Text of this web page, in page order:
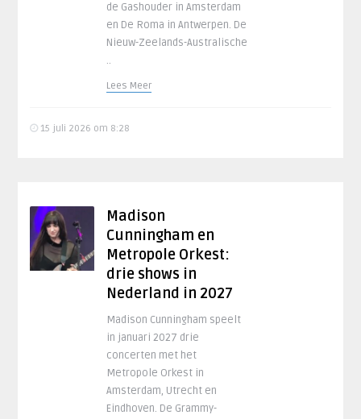
de Gashouder in Amsterdam
en De Roma in Antwerpen. De
Nieuw-Zeelands-Australische
..
Lees Meer
15 juli 2026 om 8:28
Madison
Cunningham en
Metropole Orkest:
drie shows in
Nederland in 2027
Madison Cunningham speelt
in januari 2027 drie
concerten met het
Metropole Orkest in
Amsterdam, Utrecht en
Eindhoven. De Grammy-